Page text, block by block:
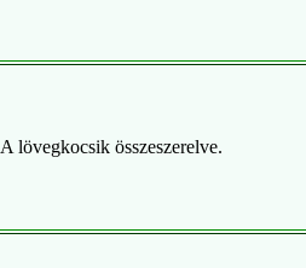
A lövegkocsik összeszerelve.